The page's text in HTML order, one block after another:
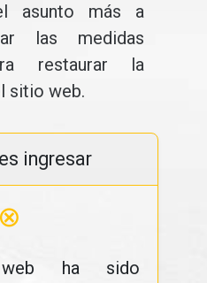
asunto más a
las medidas
restaurar la
sitio web.
ingresar
⊗
ha sido